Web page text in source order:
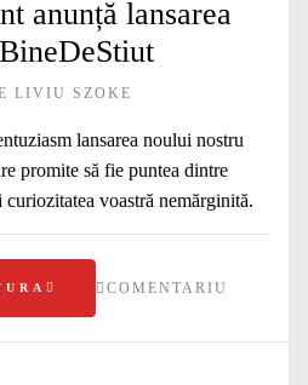
anunță lansarea
LIVIU SZOKE
lansarea noului nostru
promite să fie puntea dintre
voastră nemărginită.
COMENTARIU